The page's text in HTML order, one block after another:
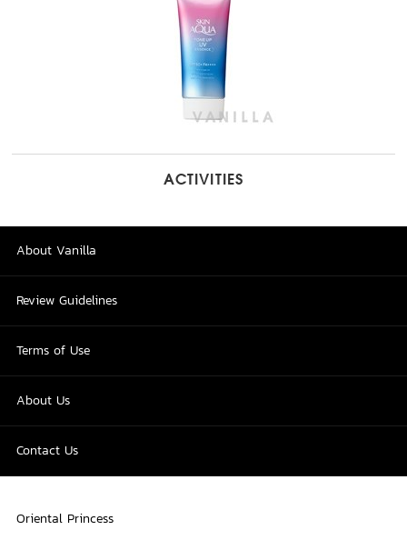
ACTIVITIES
About Vanilla
Review Guidelines
Terms of Use
About Us
Contact Us
Oriental Princess